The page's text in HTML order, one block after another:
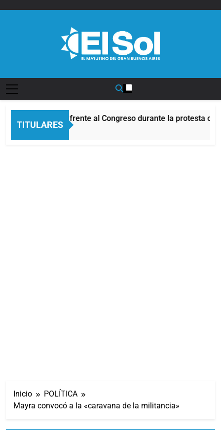
TITULARES
Incidentes frente al Congreso durante la protesta
2 Horas Atrás
Inicio
POLÍTICA
Mayra convocó a la «caravana de la militancia»